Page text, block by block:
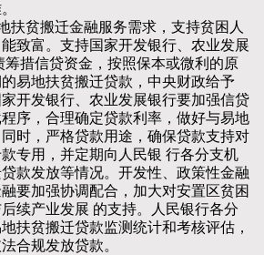
贫搬迁金融服务需求，支持贫困人
致富。支持国家开发银行、农业发展
筹措信贷资金，按照保本或微利的原
易地扶贫搬迁贷款，中央财政给予
开发银行、农业发展银行要加强信贷
序，合理确定贷款利率，做好与易地
时，严格贷款用途，确保贷款支持对
专用，并定期向人民银 行各分支机
款发放等情况。开发性、政策性金融
要加强协调配合，加大对安置区贫困
续产业发展 的支持。人民银行各分
扶贫搬迁贷款监测统计和考核评估，
合规发放贷款。